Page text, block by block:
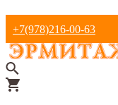
+7(978)216-00-63